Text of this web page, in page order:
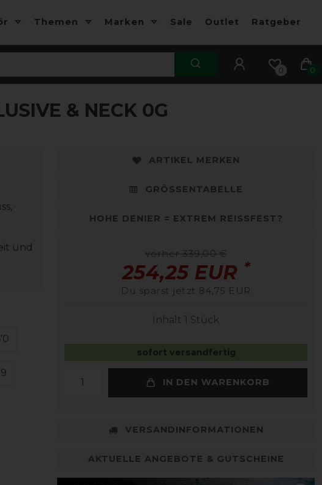
Themen Marken Sale Outlet Ratgeber
0 0
& NECK 0G
und
ARTIKEL MERKEN
GRÖSSENTABELLE
HOHE DENIER = EXTREM REISSFEST?
vorher 339,00 €
254,25 EUR *
Du sparst jetzt 84,75 EUR
Inhalt 1 Stück
sofort versandfertig
IN DEN WARENKORB
VERSANDINFORMATIONEN
AKTUELLE ANGEBOTE & GUTSCHEINE